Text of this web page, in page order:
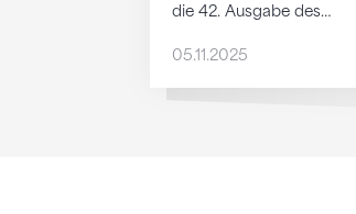
die 42. Ausgabe des…
05.11.2025